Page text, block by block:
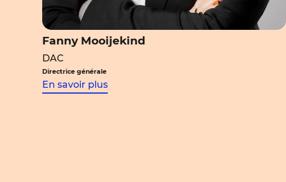
Fanny Mooijekind
DAC
Directrice générale
En savoir plus